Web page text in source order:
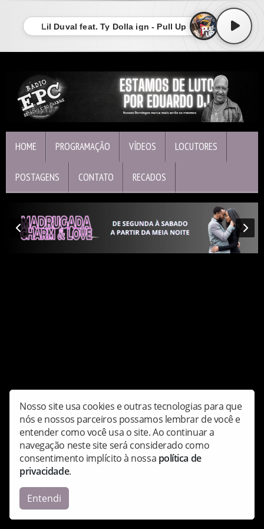
Lil Duval feat. Ty Dolla ign - Pull Up
HOME PROGRAMAÇÃO VÍDEOS LOCUTORES
POSTAGENS CONTATO RECADOS
Compartilhe:
Copyright © Radioepc - Todos os direitos reservados.
Nosso site usa cookies e outras tecnologias para que
nós e nossos parceiros possamos lembrar de você e
entender como você usa o site. Ao continuar a
navegação neste site será considerado como
consentimento implícito à nossa política de
privacidade.
Entendi